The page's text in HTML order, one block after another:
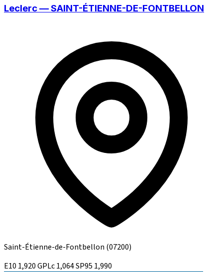
Leclerc — SAINT-ÉTIENNE-DE-FONTBELLON
Saint-Étienne-de-Fontbellon (07200)
E10 1,920GPLc1,064SP95 1,990